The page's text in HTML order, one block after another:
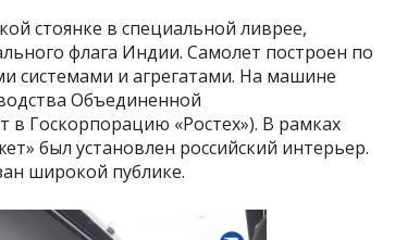
стоянке в специальной ливрее,
флага Индии. Самолет построен по
системами и агрегатами. На машине
Объединенной
в Госкорпорацию «Ростех»). В рамках
был установлен российский интерьер.
широкой публике.